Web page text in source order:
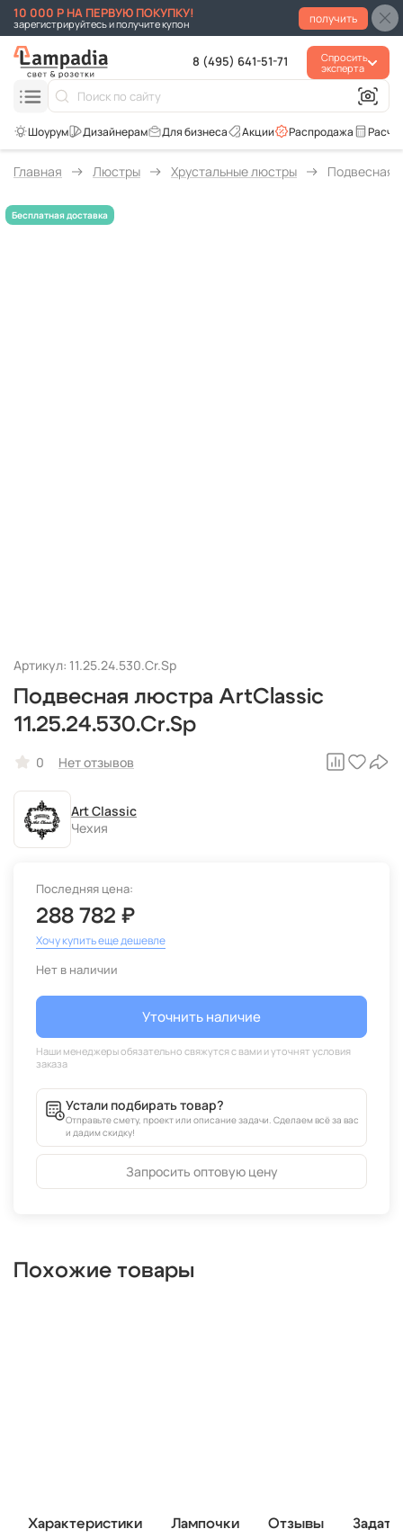
10 000 Р НА ПЕРВУЮ ПОКУПКУ!
зарегистрируйтесь и получите купон получить
8 (495) 641-51-71
Спросить
эксперта
Распродажа
Акции
Для бизнеса
Главная Люстры Хрустальные люстры Подвесная
Артикул: 11.25.24.530.Cr.Sp
Подвесная люстра ArtClassic
11.25.24.530.Cr.Sp
0 Нет отзывов
Art Classic
Чехия
Последняя цена:
288 782 ₽
Хочу купить еще дешевле
Нет в наличии
Уточнить наличие
Устали подбирать товар?
Отправьте смету, проект или описание задачи. Сделаем всё за вас
и дадим скидку!
Запросить оптовую цену
Похожие товары
Характеристики Лампочки Отзывы